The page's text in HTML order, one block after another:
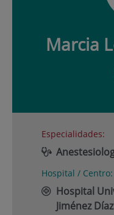
Marcia
Especialidades:
Hospital / Centro:
Hospital
Jiménez Díaz